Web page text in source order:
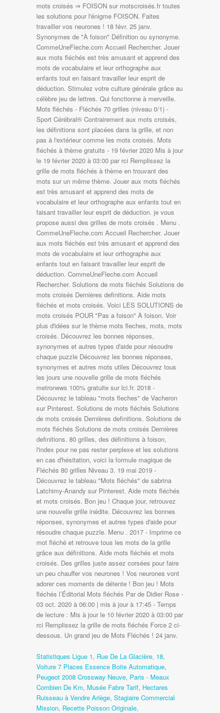
mots croisés ⇒ FOISON sur motscroisés.fr toutes
les solutions pour l'énigme FOISON. Faites
travailler vos neurones ! 18 févr. 25 janv.
Synonymes de "À foison" Définition ou synonyme.
CommeUneFleche.com Accueil Rechercher. Jouer
aux mots fléchés est très amusant et apprend des
mots de vocabulaire et leur orthographe aux
enfants tout en faisant travailler leur esprit de
déduction. Stimulez votre culture générale grâce au
célèbre jeu de lettres. Qui fonctionne à merveille.
Mots fléchés - Fléchés 70 grilles (niveau 0/1) -
Sport Cérébral® Contrairement aux mots croisés,
les définitions sont placées dans la grille, et non
pas à l'extérieur comme les mots croisés. Mots
fléchés à thème gratuits - 19 février 2020 Mis à jour
le 19 février 2020 à 03:00 par rci Remplissez la
grille de mots fléchés à thème en trouvant des
mots sur un même thème. Jouer aux mots fléchés
est très amusant et apprend des mots de
vocabulaire et leur orthographe aux enfants tout en
faisant travailler leur esprit de déduction. je vous
propose aussi des grilles de mots croisés . Menu .
CommeUneFleche.com Accueil Rechercher. Jouer
aux mots fléchés est très amusant et apprend des
mots de vocabulaire et leur orthographe aux
enfants tout en faisant travailler leur esprit de
déduction. CommeUneFleche.com Accueil
Rechercher. Solutions de mots fléchés Solutions de
mots croisés Dernières definitions. Aide mots
fléchés et mots croisés. Voici LES SOLUTIONS de
mots croisés POUR "Pas a foison" À foison. Voir
plus d'idées sur le thème mots fleches, mots, mots
croisés. Découvrez les bonnes réponses,
synonymes et autres types d'aide pour résoudre
chaque puzzle Découvrez les bonnes réponses,
synonymes et autres mots utiles Découvrez tous
les jours une nouvelle grille de mots fléchés
metronews 100% gratuite sur lci.fr. 2018 -
Découvrez le tableau "mots fleches" de Vacheron
sur Pinterest. Solutions de mots fléchés Solutions
de mots croisés Dernières definitions. Solutions de
mots fléchés Solutions de mots croisés Dernières
definitions. 80 grilles, des définitions à foison,
l'index pour ne pas rester perplexe et les solutions
en cas d'hésitation, voici la formule magique de
Fléchés 80 grilles Niveau 3. 19 mai 2019 -
Découvrez le tableau "Mots fléchés" de sabrina
Latchimy-Anandy sur Pinterest. Aide mots fléchés
et mots croisés. Bon jeu ! Chaque jour, retrouvez
une nouvelle grille inédite. Découvrez les bonnes
réponses, synonymes et autres types d'aide pour
résoudre chaque puzzle. Menu . 2017 - Imprime ce
mot fléché et retrouve tous les mots de la grille
grâce aux définitions. Aide mots fléchés et mots
croisés. Des grilles juste assez corsées pour faire
un peu chauffer vos neurones ! Vos neurones vont
adorer ces moments de détente ! Bon jeu ! Mots
fléchés l’Éditorial Mots fléchés Par de Didier Rose -
03 oct. 2020 à 06:00 | mis à jour à 17:45 - Temps
de lecture : Mis à jour le 10 février 2020 à 03:00 par
rci Remplissez la grille de mots fléchés Force 2 ci-
dessous. Un grand jeu de Mots Fléchés ! 24 janv.
Statistiques Ligue 1, Rue De La Glacière, 18,
Voiture 7 Places Essence Boite Automatique,
Peugeot 2008 Crossway Neuve, Paris - Meaux
Combien De Km, Musée Fabre Tarif, Hectares
Ruisseau à Vendre Ariège, Stagiaire Commercial
Mission, Recette Poisson Originale,